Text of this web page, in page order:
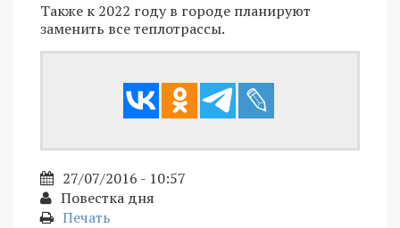
Также к 2022 году в городе планируют
заменить все теплотрассы.
27/07/2016 - 10:57
Повестка дня
Печать